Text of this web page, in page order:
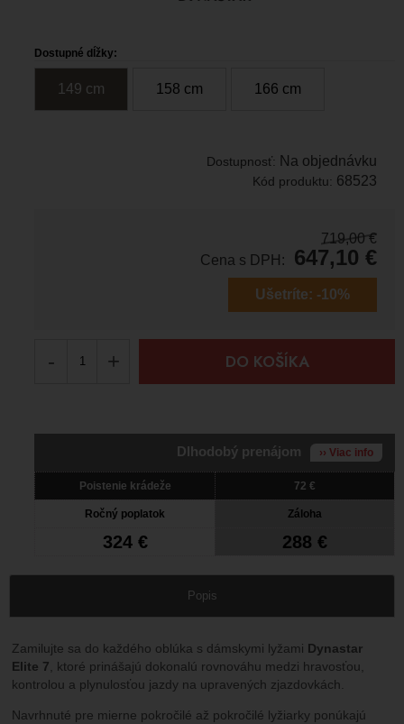
Dostupné dĺžky:
149 cm 158 cm 166 cm
Dostupnosť: Na objednávku
Kód produktu: 68523
719,00 €
Cena s DPH:
647,10 €
Ušetríte: -10%
- + DO KOŠÍKA
Dlhodobý prenájom ›› Viac info
Poistenie krádeže 72 €
Ročný poplatok Záloha
324 € 288 €
Popis
Zamilujte sa do každého oblúka s dámskymi lyžami Dynastar
Elite 7 , ktoré prinášajú dokonalú rovnováhu medzi hravosťou,
kontrolou a plynulosťou jazdy na upravených zjazdovkách.
Navrhnuté pre mierne pokročilé až pokročilé lyžiarky ponúkajú